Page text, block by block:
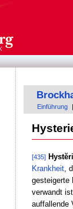
Einführung
[435]
Krankheit,
gesteigerte
verwandt
auffallende